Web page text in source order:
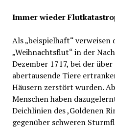
Immer wieder
Als „beispielhaft“ verweisen
„Weihnachtsflut“ in der
Dezember 1717, bei der
abertausende Tiere
Häusern zerstört wurden.
Menschen haben
Deichlinien des ,Goldenen
gegenüber schweren